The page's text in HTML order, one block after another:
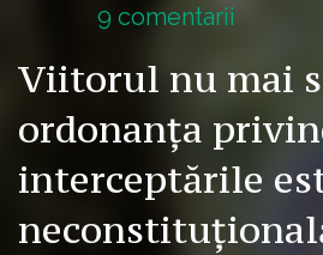
9 comentarii
Viitorul nu mai
ordonanța
interceptările